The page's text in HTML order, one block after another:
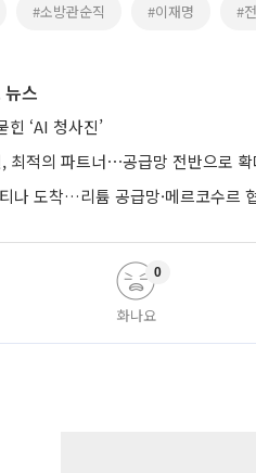
#소방관순직 #이재명 #
스
힌 ‘AI 청사진’
최적의 파트너⋯공급망 전반으로 확
나 도착…리튬 공급망·메르코수르
화나요
0